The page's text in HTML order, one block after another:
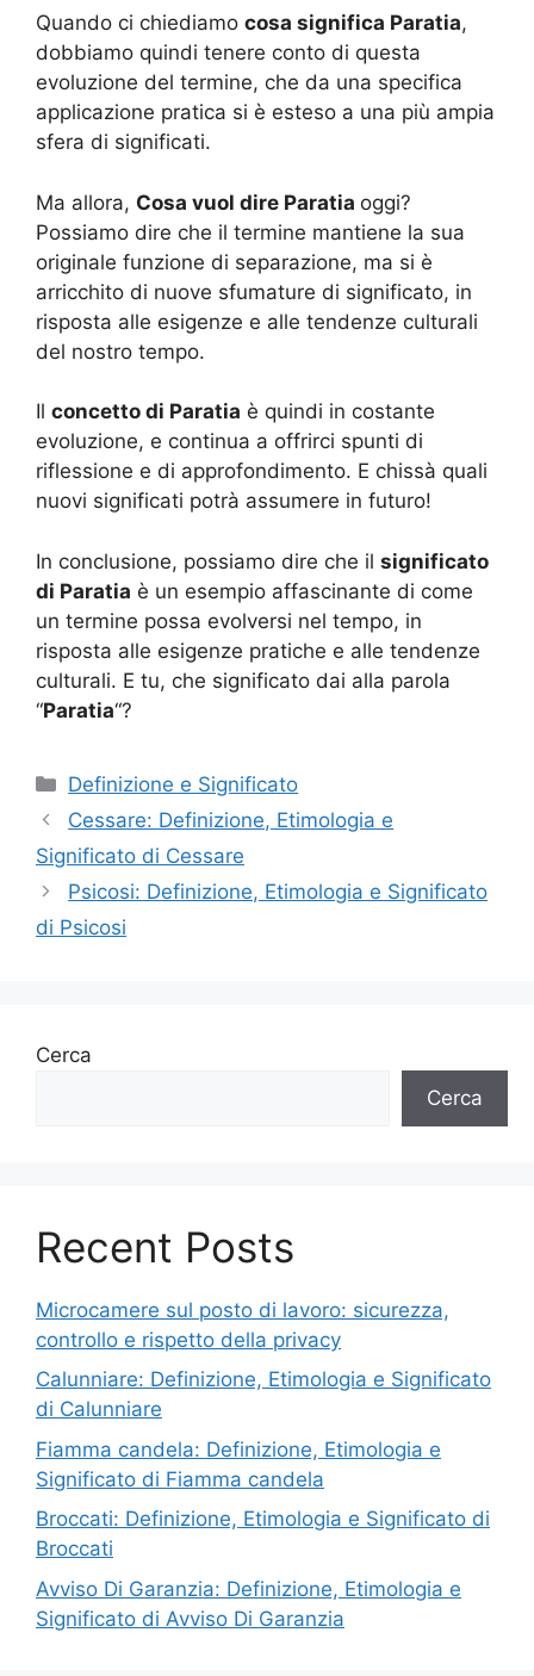
Quando ci chiediamo cosa significa Paratia,
dobbiamo quindi tenere conto di questa
evoluzione del termine, che da una specifica
applicazione pratica si è esteso a una più ampia
sfera di significati.
Ma allora, Cosa vuol dire Paratia oggi?
Possiamo dire che il termine mantiene la sua
originale funzione di separazione, ma si è
arricchito di nuove sfumature di significato, in
risposta alle esigenze e alle tendenze culturali
del nostro tempo.
Il concetto di Paratia è quindi in costante
evoluzione, e continua a offrirci spunti di
riflessione e di approfondimento. E chissà quali
nuovi significati potrà assumere in futuro!
In conclusione, possiamo dire che il significato
di Paratia è un esempio affascinante di come
un termine possa evolversi nel tempo, in
risposta alle esigenze pratiche e alle tendenze
culturali. E tu, che significato dai alla parola
“Paratia“?
Categorie
Definizione e Significato
Cessare: Definizione, Etimologia e
Significato di Cessare
Psicosi: Definizione, Etimologia e Significato
di Psicosi
Cerca
Cerca
Recent Posts
Microcamere sul posto di lavoro: sicurezza,
controllo e rispetto della privacy
Calunniare: Definizione, Etimologia e Significato
di Calunniare
Fiamma candela: Definizione, Etimologia e
Significato di Fiamma candela
Broccati: Definizione, Etimologia e Significato di
Broccati
Avviso Di Garanzia: Definizione, Etimologia e
Significato di Avviso Di Garanzia